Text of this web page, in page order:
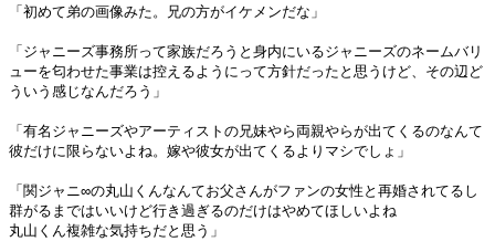
「初めて弟の画像みた。兄の方がイケメンだな」
「ジャニーズ事務所って家族だろうと身内にいるジャニーズのネームバリ
ューを匂わせた事業は控えるようにって方針だったと思うけど、その辺ど
ういう感じなんだろう」
「有名ジャニーズやアーティストの兄妹やら両親やらが出てくるのなんて
彼だけに限らないよね。嫁や彼女が出てくるよりマシでしょ」
「関ジャニ∞の丸山くんなんてお父さんがファンの女性と再婚されてるし
群がるまではいいけど行き過ぎるのだけはやめてほしいよね
丸山くん複雑な気持ちだと思う」